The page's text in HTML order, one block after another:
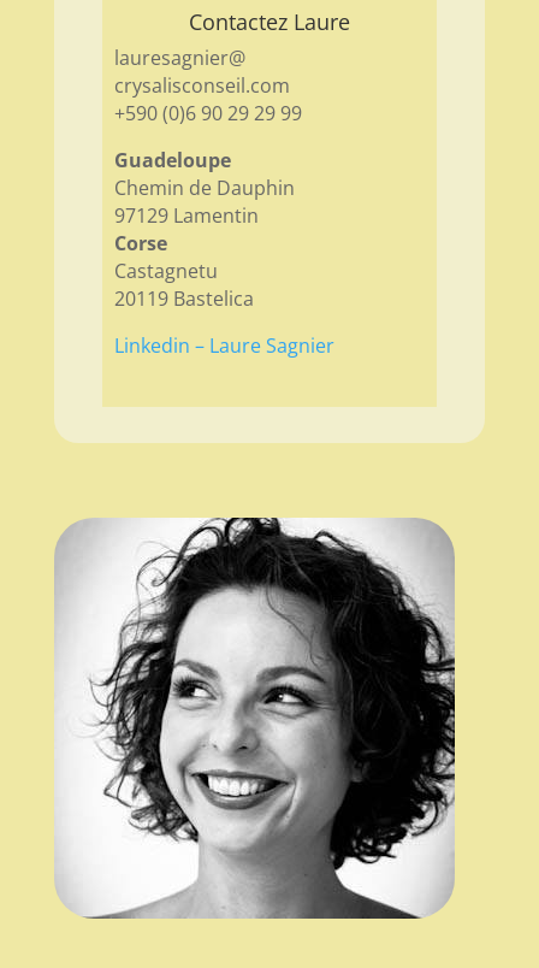
Contactez Laure
lauresagnier@
crysalisconseil.com
+590 (0)6 90 29 29 99
Guadeloupe
Chemin de Dauphin
97129 Lamentin
Corse
Castagnetu
20119 Bastelica
Linkedin – Laure Sagnier